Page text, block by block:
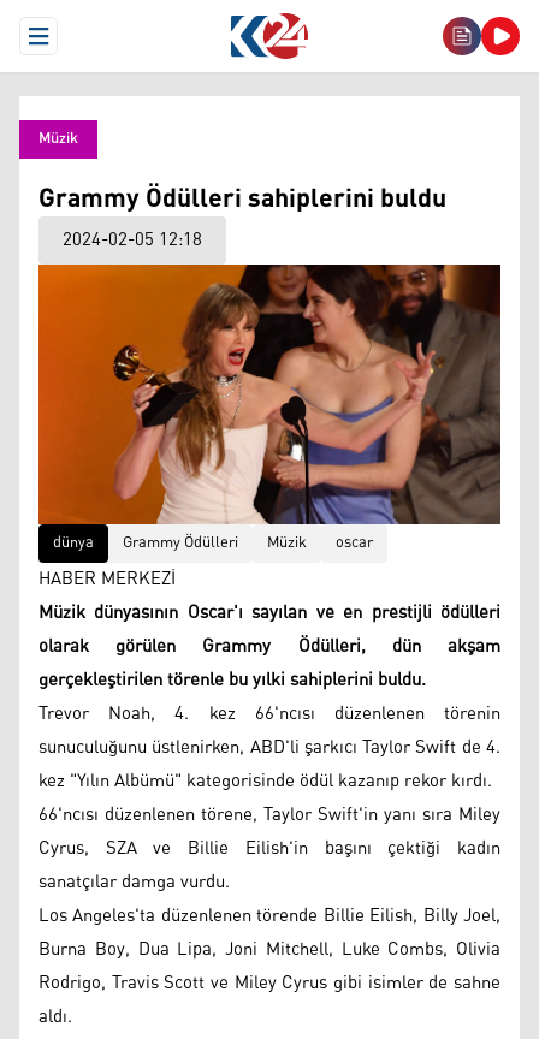
Open Menu
Müzik
Grammy Ödülleri sahiplerini buldu
2024-02-05 12:18
dünya Grammy Ödülleri Müzik oscar
HABER MERKEZİ
Müzik dünyasının Oscar'ı sayılan ve en prestijli ödülleri
olarak görülen Grammy Ödülleri, dün akşam
gerçekleştirilen törenle bu yılki sahiplerini buldu.
Trevor Noah, 4. kez 66'ncısı düzenlenen törenin
sunuculuğunu üstlenirken, ABD'li şarkıcı Taylor Swift de 4.
kez "Yılın Albümü" kategorisinde ödül kazanıp rekor kırdı.
66'ncısı düzenlenen törene, Taylor Swift'in yanı sıra Miley
Cyrus, SZA ve Billie Eilish'in başını çektiği kadın
sanatçılar damga vurdu.
Los Angeles'ta düzenlenen törende Billie Eilish, Billy Joel,
Burna Boy, Dua Lipa, Joni Mitchell, Luke Combs, Olivia
Rodrigo, Travis Scott ve Miley Cyrus gibi isimler de sahne
aldı.